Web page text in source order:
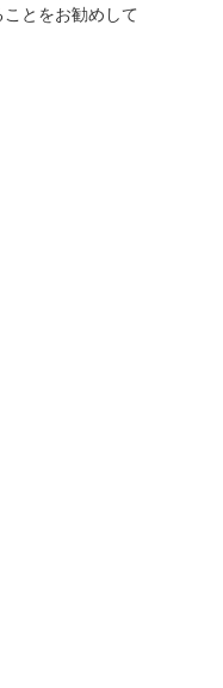
とをお勧めして